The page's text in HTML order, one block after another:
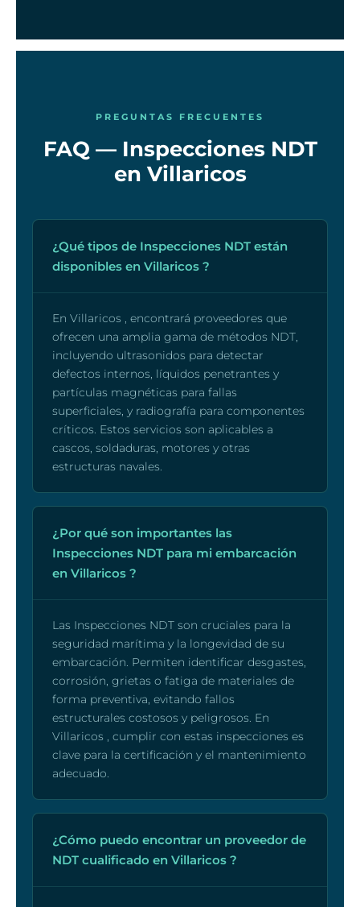
PREGUNTAS FRECUENTES
FAQ — Inspecciones NDT
en Villaricos
¿Qué tipos de Inspecciones NDT están
disponibles en Villaricos ?
En Villaricos , encontrará proveedores que
ofrecen una amplia gama de métodos NDT,
incluyendo ultrasonidos para detectar
defectos internos, líquidos penetrantes y
partículas magnéticas para fallas
superficiales, y radiografía para componentes
críticos. Estos servicios son aplicables a
cascos, soldaduras, motores y otras
estructuras navales.
¿Por qué son importantes las
Inspecciones NDT para mi embarcación
en Villaricos ?
Las Inspecciones NDT son cruciales para la
seguridad marítima y la longevidad de su
embarcación. Permiten identificar desgastes,
corrosión, grietas o fatiga de materiales de
forma preventiva, evitando fallos
estructurales costosos y peligrosos. En
Villaricos , cumplir con estas inspecciones es
clave para la certificación y el mantenimiento
adecuado.
¿Cómo puedo encontrar un proveedor de
NDT cualificado en Villaricos ?